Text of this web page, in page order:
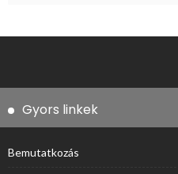
Gyors linkek
Bemutatkozás